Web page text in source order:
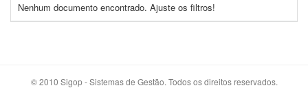
Nenhum documento encontrado. Ajuste os filtros!
© 2010 Sigop - Sistemas de Gestão. Todos os direitos reservados.